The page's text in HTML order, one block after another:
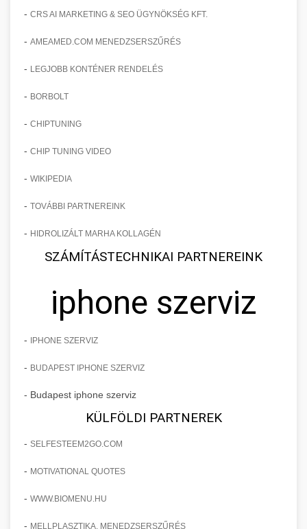
- CRS AI MARKETING & SEO ÜGYNÖKSÉG KFT.
- AMEAMED.COM MENEDZSERSZŰRÉS
- LEGJOBB KONTÉNER RENDELÉS
- BORBOLT
- CHIPTUNING
- CHIP TUNING VIDEO
- WIKIPEDIA
- TOVÁBBI PARTNEREINK
- HIDROLIZÁLT MARHA KOLLAGÉN
SZÁMÍTÁSTECHNIKAI PARTNEREINK
iphone szerviz
- IPHONE SZERVIZ
- BUDAPEST IPHONE SZERVIZ
- Budapest iphone szerviz
KÜLFÖLDI PARTNEREK
- SELFESTEEM2GO.COM
- MOTIVATIONAL QUOTES
- WWW.BIOMENU.HU
- MELLPLASZTIKA, MENEDZSERSZŰRÉS